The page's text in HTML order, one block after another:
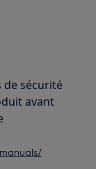
sécurité
avant